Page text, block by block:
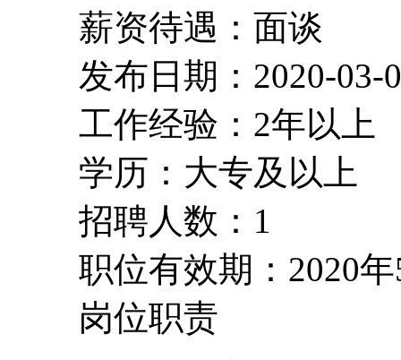
薪资待遇：面谈
发布日期：2020-03-
工作经验：2年以上
学历：大专及以上
招聘人数：1
职位有效期：2020
岗位职责